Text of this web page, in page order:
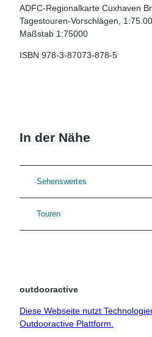
ADFC-Regionalkarte Cuxhaven
Tagestouren-Vorschlägen,
Maßstab 1:75000
ISBN 978-3-87073-878-5
In der Nähe
Sehenswertes
Touren
outdooractive
Diese Webseite nutzt
Outdooractive Plattform.